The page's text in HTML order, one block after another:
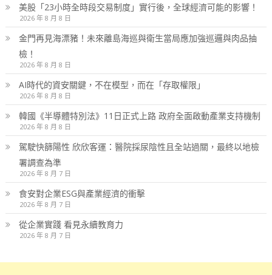
美股「23小時全時段交易制度」實行後，全球經濟可能的影響！
2026 年 8 月 8 日
金門再見海漂豬！未來離島海巡與衛生當局應加強巡邏與肉品抽
檢！
2026 年 8 月 8 日
AI時代的資安關鍵，不在模型，而在「存取權限」
2026 年 8 月 8 日
韓國《半導體特別法》11日正式上路 政府全面啟動產業支持機制
2026 年 8 月 8 日
駕駛快篩陽性 欣欣客運：醫院採尿陰性且全站過關，最終以地檢
署調查為準
2026 年 8 月 7 日
食安對企業ESG與產業經濟的衝擊
2026 年 8 月 7 日
從企業實踐 看見永續教育力
2026 年 8 月 7 日